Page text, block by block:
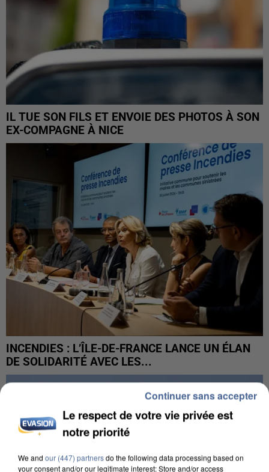
IL TUE SON FILS ET ENVOIE DES PHOTOS À SON
EX-COMPAGNE À NICE
INCENDIES : L’ÎLE-DE-FRANCE LANCE UN ÉLAN
DE SOLIDARITÉ AVEC LES...
Le respect de votre vie privée est
notre priorité
We and our (447) partnersdo the following data processing based on
your consent and/or our legitimate interest: Store and/or access
Continuer sans accepter